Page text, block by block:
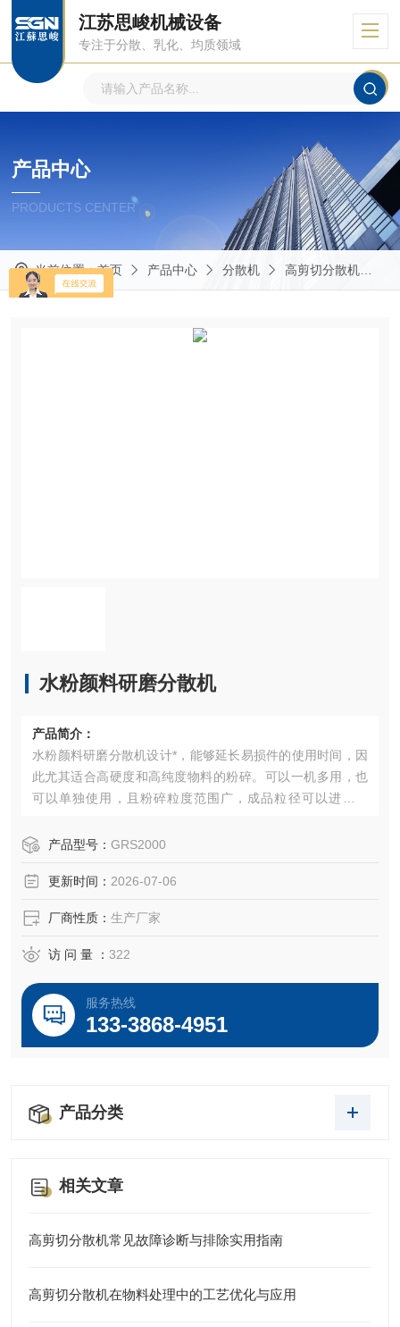
江苏思峻机械设备
专注于分散、乳化、均质领域
产品中心
PRODUCTS CENTER
当前位置：首页 产品中心 分散机 高剪切分散机
水粉颜料研磨分散机
产品简介：
水粉颜料研磨分散机设计*，能够延长易损件的使用时间，因
此尤其适合高硬度和高纯度物料的粉碎。可以一机多用，也
可以单独使用，且粉碎粒度范围广，成品粒径可以进行调
产品型号： GRS2000
更新时间： 2026-07-06
厂商性质： 生产厂家
访 问 量 ： 322
服务热线
133-3868-4951
产品分类
相关文章
高剪切分散机常见故障诊断与排除实用指南
高剪切分散机在物料处理中的工艺优化与应用